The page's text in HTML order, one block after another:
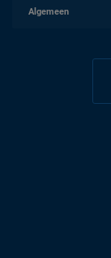
Algemeen